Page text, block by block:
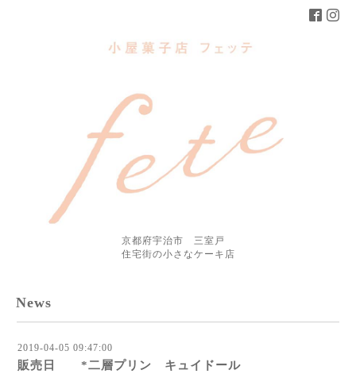
京都府宇治市 三室戸
住宅街の小さなケーキ店
News
2019-04-05 09:47:00
販売日 *二層プリン キュイドール